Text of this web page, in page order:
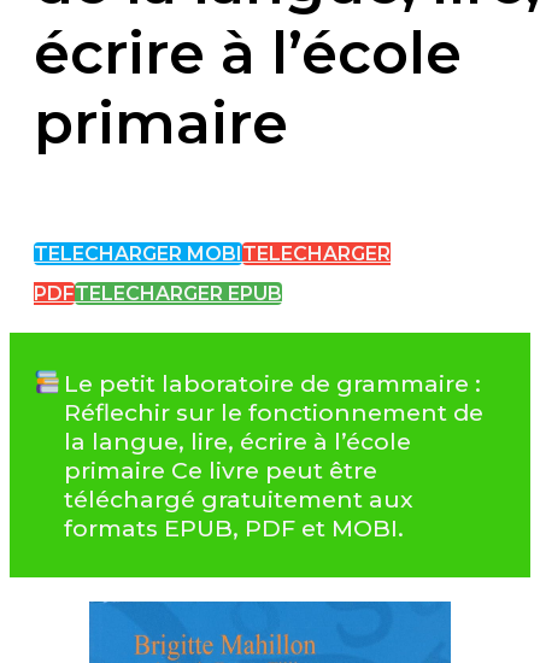
écrire à l’école
primaire
TELECHARGER MOBI TELECHARGER
PDFTELECHARGER EPUB
Le petit laboratoire de grammaire :
Réflechir sur le fonctionnement de
la langue, lire, écrire à l’école
primaire Ce livre peut être
téléchargé gratuitement aux
formats EPUB, PDF et MOBI.